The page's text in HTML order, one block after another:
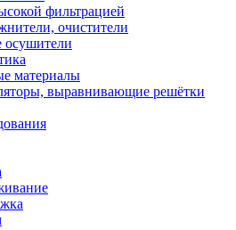
фильтрацией
очистители
осушители
материалы
выравнивающие решётки